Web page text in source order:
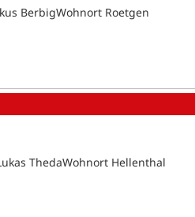
BerbigWohnort Roetgen
ThedaWohnort Hellenthal